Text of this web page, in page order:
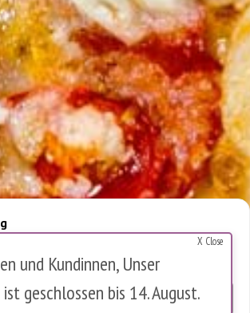
Cookies, um die Nutzung zu analysieren.
Daten gespeichert.
OK
X Close
und Kundinnen, Unser
geschlossen bis 14. August.